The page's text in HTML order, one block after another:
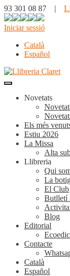
93 301 08 87 |
Iniciar sessió
Català
Español
Novetats
Els més
Estiu 2026
La Missa
Alta
Llibreria
Qui
La
El Club
Butlletí
Blog
Editorial
Contacte
Català
Español